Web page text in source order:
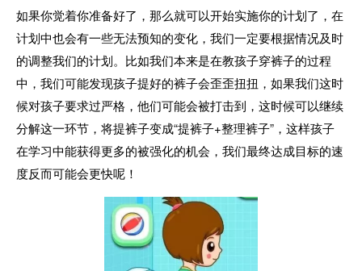
如果你觉着你准备好了，那么就可以开始实施你的计划了，在
计划中也会有一些无法预知的变化，我们一定要根据情况及时
的调整我们的计划。比如我们本来是在教孩子穿裤子的过程
中，我们可能发现孩子提好的裤子会歪歪扭扭，如果我们这时
候对孩子要求过严格，他们可能会被打击到，这时候可以继续
分解这一环节，将提裤子变成“提裤子+整理裤子”，这样孩子
在学习中能获得更多的被强化的机会，我们最终达成目标的速
度反而可能会更快呢！